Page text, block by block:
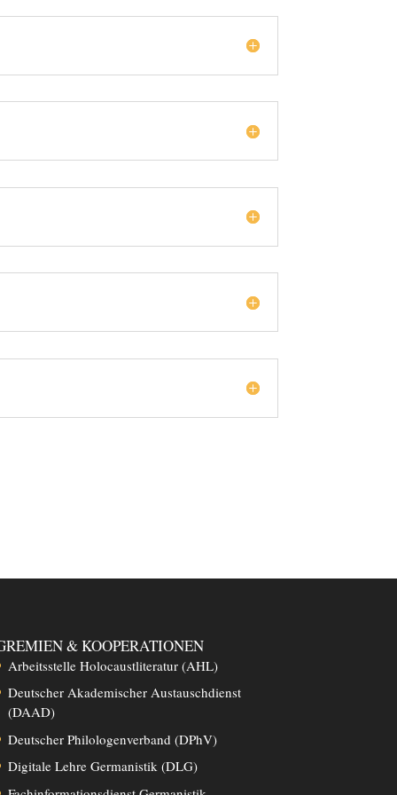
& KOOPERATIONEN
Arbeitsstelle Holocaustliteratur (AHL)
Deutscher Akademischer Austauschdienst
(DAAD)
Deutscher Philologenverband (DPhV)
Digitale Lehre Germanistik (DLG)